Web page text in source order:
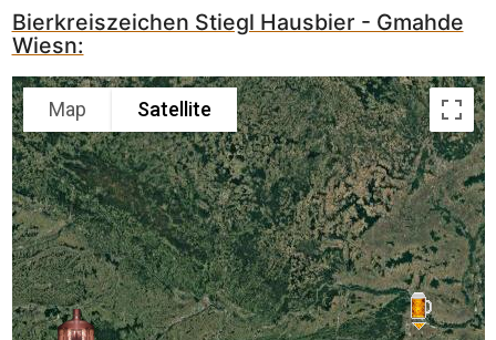
Bierkreiszeichen Stiegl Hausbier - Gmahde
Wiesn:
Map Satellite